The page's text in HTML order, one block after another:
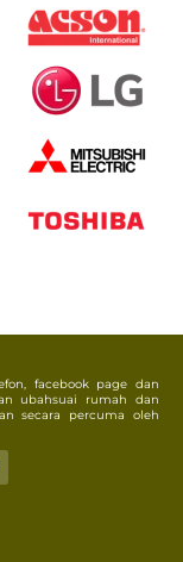
facebook page dan
ubahsuai rumah dan
secara percuma oleh